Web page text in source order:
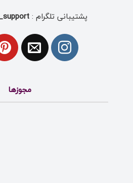
پشتیبانی تلگرام :
مجوزها